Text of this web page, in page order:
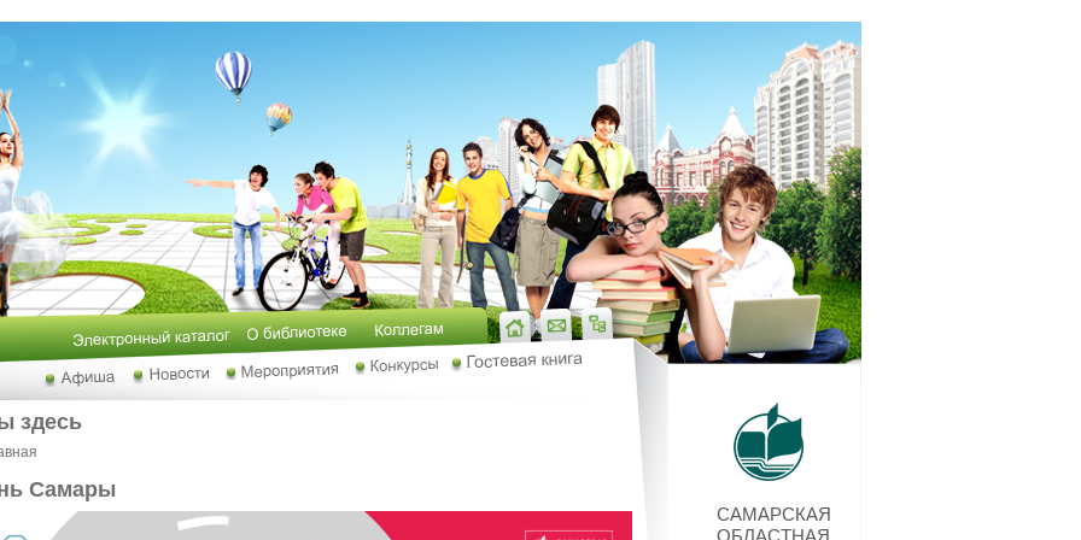
здесь
Самары
САМАРСКАЯ
ОБЛАСТНАЯ